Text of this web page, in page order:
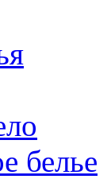
белье